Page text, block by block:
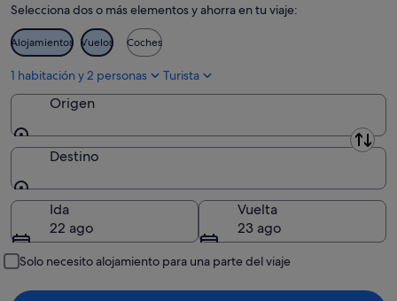
ago
-
10
ago
de
semana,
14
ago
ago
Selecciona dos o más elementos y ahorra en tu viaje:
Alojamientos Vuelos Coches
1 habitación y 2 personas Turista
Origen
Origen
Destino
Destino
Ida
22 ago
Vuelta
23 ago
Solo necesito alojamiento para una parte del viaje